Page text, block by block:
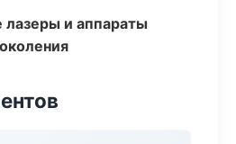
и аппараты